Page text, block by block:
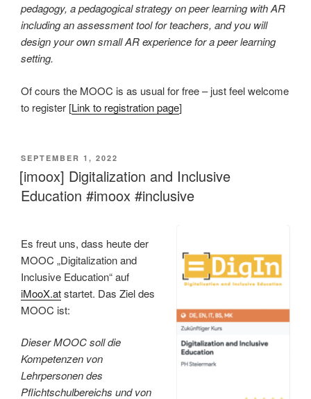
pedagogy, a pedagogical strategy on peer learning with AR
including an assessment tool for teachers, and you will
design your own small AR experience for a peer learning
setting.
Of cours the MOOC is as usual for free – just feel welcome
to register [Link to registration page]
VERÖFFENTLICHT
AM
SEPTEMBER 1, 2022
[imoox] Digitalization and Inclusive
Education #imoox #inclusive
Es freut uns, dass heute der
MOOC „Digitalization and
Inclusive Education“ auf
iMooX.atstartet. Das Ziel des
MOOC ist:
Dieser MOOC soll die
Kompetenzen von
Lehrpersonen des
Pflichtschulbereichs und von